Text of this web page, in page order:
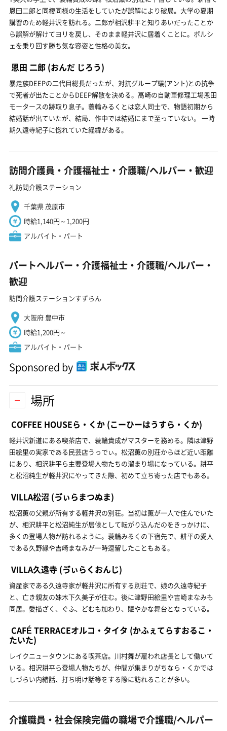
恩田二郎と同棲同様の生活をしていたが誤解により破局。大学の夏期
講習のため軽井沢を訪れる。二郎が相沢耕平と知りあいだったことか
ら誤解が解けてヨリを戻し、そのまま軽井沢に居着くことに。ポルシ
ェを乗り回す勝ち気な容姿と性格の美女。
恩田 二郎 (おんだ じろう)
暴走族DEEPの二代目総長だったが、対抗グループ蟻(アント)との抗争
で死者が出たことからDEEP解散を決める。高崎の自動車修理工場恩田
モータースの跡取り息子。蓑輪みるくとは恋人同士で、物語初期から
結婚話が出ていたが、結局、作中では結婚にまで至っていない。 一時
期久遠寺紀子に惚れていた経緯がある。
訪問介護員・介護福祉士・介護職/ヘルパー・歓迎
礼訪問介護ステーション
千葉県 茂原市
時給1,140円～1,200円
アルバイト・パート
パートヘルパー・介護福祉士・介護職/ヘルパー・
歓迎
訪問介護ステーションすずらん
大阪府 豊中市
時給1,200円～
アルバイト・パート
Sponsored by
場所
COFFEE HOUSEら・くか (こーひーはうすら・くか)
軽井沢新道にある喫茶店で、蓑輪貴成がマスターを務める。隣は津野
田絵里の実家である民芸店うっでぃ。松沼薫の別荘からほど近い距離
にあり、相沢耕平ら主要登場人物たちの溜まり場になっている。耕平
と松沼純生が軽井沢にやってきた際、初めて立ち寄った店でもある。
VILLA松沼 (ゔぃらまつぬま)
松沼薫の父親が所有する軽井沢の別荘。当初は薫が一人で住んでいた
が、相沢耕平と松沼純生が居候として転がり込んだのをきっかけに、
多くの登場人物が訪れるように。蓑輪みるくの下宿先で、耕平の愛人
である久野縁や吉崎まなみが一時逗留したこともある。
VILLA久遠寺 (ゔぃらくおんじ)
資産家である久遠寺家が軽井沢に所有する別荘で、娘の久遠寺紀子
と、亡き親友の妹木下久美子が住む。後に津野田絵里や吉崎まなみも
同居。愛描ざく、ぐふ、どむも加わり、賑やかな舞台となっている。
CAFÉ TERRACEオルコ・タイタ (かふぇてらすおるこ・
たいた)
レイクニュータウンにある喫茶店。川村舞が雇われ店長として働いて
いる。相沢耕平ら登場人物たちが、仲間が集まりがちなら・くかでは
しづらい内緒話、打ち明け話等をする際に訪れることが多い。
介護職員・社会保険完備の職場で介護職/ヘルパー